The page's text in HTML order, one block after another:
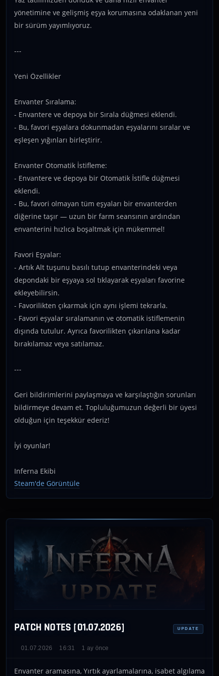
yönetimine ve gelişmiş eşya korumasına odaklanan yeni
bir sürüm yayımlıyoruz.
---
Yeni Özellikler
Envanter Sıralama:
- Envantere ve depoya bir Sırala düğmesi eklendi.
- Bu, favori eşyalara dokunmadan eşyalarını sıralar ve
eşleşen yığınları birleştirir.
Envanter Otomatik İstifleme:
- Envantere ve depoya bir Otomatik İstifle düğmesi
eklendi.
- Bu, favori olmayan tüm eşyaları bir envanterden
diğerine taşır — uzun bir farm seansının ardından
envanterini hızlıca boşaltmak için mükemmel!
Favori Eşyalar:
- Artık Alt tuşunu basılı tutup envanterindeki veya
depondaki bir eşyaya sol tıklayarak eşyaları favorine
ekleyebilirsin.
- Favorilikten çıkarmak için aynı işlemi tekrarla.
- Favori eşyalar sıralamanın ve otomatik istiflemenin
dışında tutulur. Ayrıca favorilikten çıkarılana kadar
bırakılamaz veya satılamaz.
---
Geri bildirimlerini paylaşmaya ve karşılaştığın sorunları
bildirmeye devam et. Topluluğumuzun değerli bir üyesi
olduğun için teşekkür ederiz!
İyi oyunlar!
Inferna Ekibi
Steam'de Görüntüle
PATCH NOTES [01.07.2026] UPDATE
01.07.2026 16:31 1 ay önce
Envanter aramasına, Yırtık ayarlamalarına, isabet algılama